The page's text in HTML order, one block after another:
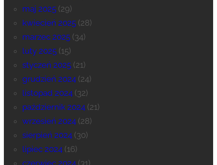
maj 2025(29)
kwiecień 2025(28)
marzec 2025(34)
luty 2025(15)
styczeń 2025(21)
grudzień 2024(24)
listopad 2024(32)
październik 2024(21)
wrzesień 2024(28)
sierpień 2024(30)
lipiec 2024(16)
czerwiec 2024(31)